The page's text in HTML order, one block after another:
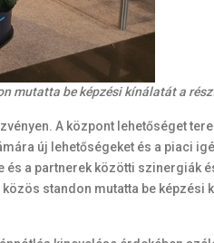
mutatta be képzési kínálatát a
A központ lehetőséget
új lehetőségeket és a piaci
és a partnerek közötti szinergiák
standon mutatta be képzési